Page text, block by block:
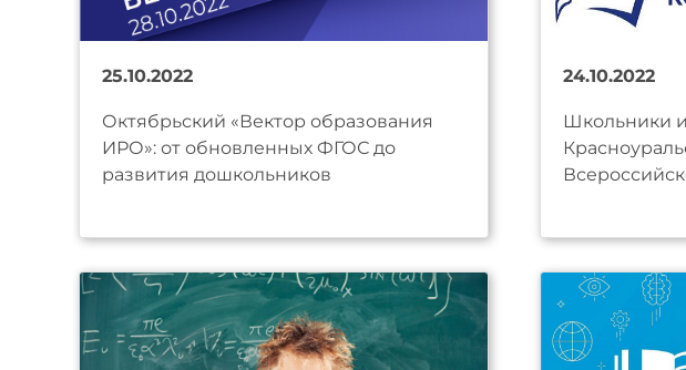
25.10.2022
Октябрьский «Вектор образования
ИРО»: от обновленных ФГОС до
развития дошкольников
24.10.2022
Школьники